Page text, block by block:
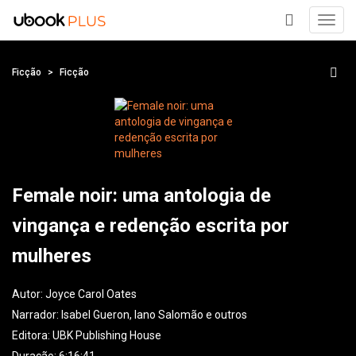
+
Ficção Ficção
Female noir: uma antologia de
vingança e redenção escrita por
mulheres
Autor: Joyce Carol Oates
Narrador: Isabel Gueron, Iano Salomão e outros
Editora: UBK Publishing House